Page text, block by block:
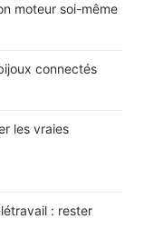
moteur soi-même
connectés
les vraies
: rester